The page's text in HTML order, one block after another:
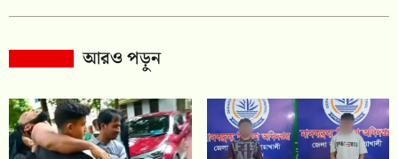
আরও পড়ুন